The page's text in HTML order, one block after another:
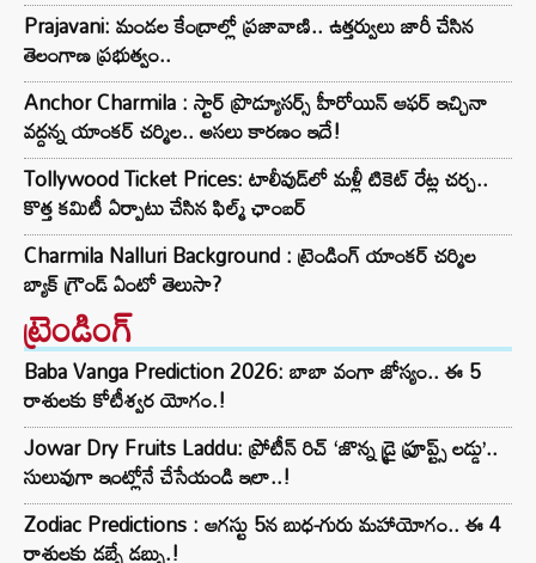
Prajavani: మండల కేంద్రాల్లో ప్రజావాణి.. ఉత్తర్వులు జారీ చేసిన
తెలంగాణ ప్రభుత్వం..
Anchor Charmila : స్టార్ ప్రొడ్యూసర్స్ హీరోయిన్ ఆఫర్ ఇచ్చినా
వద్దన్న యాంకర్ చర్మిల.. అసలు కారణం ఇదే!
Tollywood Ticket Prices: టాలీవుడ్‌లో మళ్లీ టికెట్‌ రేట్ల చర్చ..
కొత్త కమిటీ ఏర్పాటు చేసిన ఫిల్మ్‌ ఛాంబర్‌
Charmila Nalluri Background : ట్రెండింగ్ యాంకర్ చర్మిల
బ్యాక్ గ్రౌండ్ ఏంటో తెలుసా?
ట్రెండింగ్‌
Baba Vanga Prediction 2026: బాబా వంగా జోస్యం.. ఈ 5
రాశులకు కోటీశ్వర యోగం.!
Jowar Dry Fruits Laddu: ప్రోటీన్ రిచ్ ‘జొన్న డ్రై ఫ్రూప్ట్స్ లడ్డు’..
సులువుగా ఇంట్లోనే చేసేయండి ఇలా..!
Zodiac Predictions : ఆగస్టు 5న బుధ-గురు మహాయోగం.. ఈ 4
రాశులకు డబ్బే డబ్బు.!